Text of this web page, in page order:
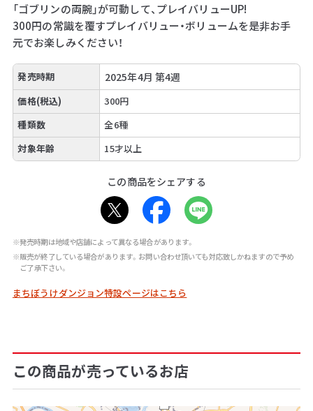
「ゴブリンの両腕」が可動して、プレイバリューUP!
300円の常識を覆すプレイバリュー・ボリュームを是非お手
元でお楽しみください！
発売時期 2025年4月 第4週
価格(税込)
300円
種類数
全6種
対象年齢
15才以上
この商品をシェアする
※発売時期は地域や店舗によって異なる場合があります。
※販売が終了している場合があります。お問い合わせ頂いても対応致しかねますので予め
ご了承下さい。
まちぼうけダンジョン特設ページはこちら
この商品が売っているお店